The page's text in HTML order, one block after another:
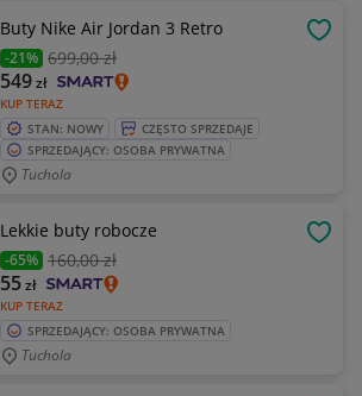
Buty Nike Air Jordan 3 Retro
-21% 699,00 zł
KUP TERAZ
549zł
STAN: NOWY
CZĘSTO SPRZEDAJE
SPRZEDAJĄCY: OSOBA PRYWATNA
Tuchola
Lekkie buty robocze
-65% 160,00 zł
KUP TERAZ
55zł
SPRZEDAJĄCY: OSOBA PRYWATNA
Tuchola